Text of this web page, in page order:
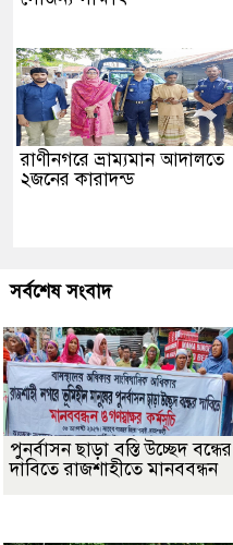
রাণীনগরে ভ্রাম্যমান আদালতে
২জনের কারাদন্ড
সর্বশেষ সংবাদ
পুনর্বাসন ছাড়া বস্তি উচ্ছেদ বন্ধের
দাবিতে রাজশাহীতে মানববন্ধন